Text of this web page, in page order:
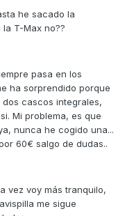
he sacado la
T-Max no??
pasa en los
ha sorprendido porque
cascos integrales,
Mi problema, es que
nunca he cogido una...
60€ salgo de dudas..
vez voy más tranquilo,
me sigue